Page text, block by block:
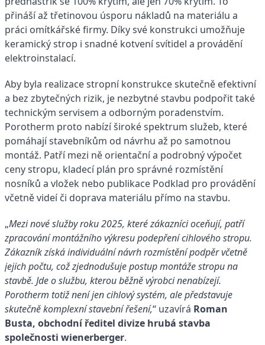
přináší až třetinovou úsporu nákladů na materiálu a
práci omítkářské firmy. Díky své konstrukci umožňuje
keramický strop i snadné kotvení svítidel a provádění
elektroinstalací.
Aby byla realizace stropní konstrukce skutečně efektivní
a bez zbytečných rizik, je nezbytné stavbu podpořit také
technickým servisem a odborným poradenstvím.
Porotherm proto nabízí široké spektrum služeb, které
pomáhají stavebníkům od návrhu až po samotnou
montáž. Patří mezi ně orientační a podrobný výpočet
ceny stropu, kladecí plán pro správné rozmístění
nosníků a vložek nebo publikace Podklad pro provádění
včetně videí či doprava materiálu přímo na stavbu.
„Mezi nové služby roku 2025, které zákazníci oceňují, patří
zpracování montážního výkresu podepření cihlového stropu.
Zákazník získá individuální návrh rozmístění podpěr včetně
jejich počtu, což zjednodušuje postup montáže stropu na
stavbě. Jde o službu, kterou běžně výrobci nenabízejí.
Porotherm totiž není jen cihlový systém, ale představuje
skutečně komplexní stavební řešení,“ uzavírá Roman
Busta, obchodní ředitel divize hrubá stavba
společnosti wienerberger.